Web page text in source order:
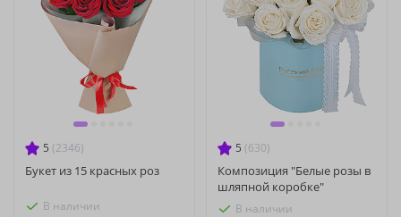
5 (2346)
Букет из 15 красных роз
В наличии
5 (630)
Композиция "Белые розы в
шляпной коробке"
В наличии